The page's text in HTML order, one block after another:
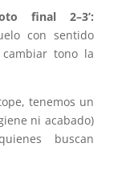
final 2–3’:
con sentido
tono la
tenemos un
ni acabado)
buscan